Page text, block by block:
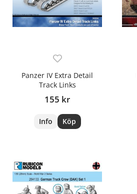
Panzer IV Extra Detail
Track Links
155 kr
Info Köp